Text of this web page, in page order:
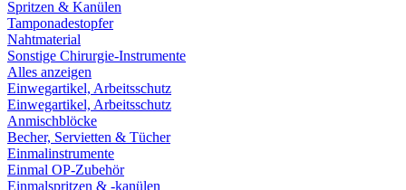
Spritzen & Kanülen
Tamponadestopfer
Nahtmaterial
Sonstige Chirurgie-Instrumente
Alles anzeigen
Einwegartikel, Arbeitsschutz
Einwegartikel, Arbeitsschutz
Anmischblöcke
Becher, Servietten & Tücher
Einmalinstrumente
Einmal OP-Zubehör
Einmalspritzen & -kanülen